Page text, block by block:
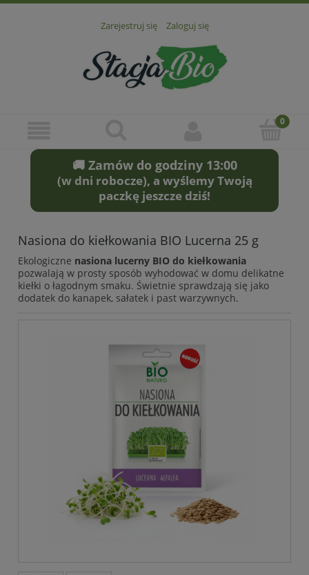
Zarejestruj się Zaloguj się
🚚 Zamów do godziny 13:00
(w dni robocze), a wyślemy Twoją
paczkę jeszcze dziś!
Nasiona do kiełkowania BIO Lucerna 25 g
Ekologiczne nasiona lucerny BIO do kiełkowania
pozwalają w prosty sposób wyhodować w domu delikatne
kiełki o łagodnym smaku. Świetnie sprawdzają się jako
dodatek do kanapek, sałatek i past warzywnych.